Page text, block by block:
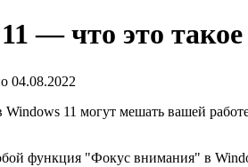
— что это
04.08.2022
11 могут мешать вашей
функция "Фокус внимания" в